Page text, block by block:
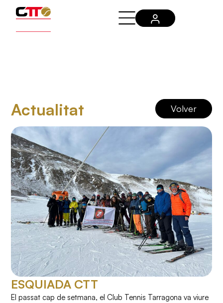
Actualitat Volver
ESQUIADA CTT
El passat cap de setmana, el Club Tennis Tarragona va viure